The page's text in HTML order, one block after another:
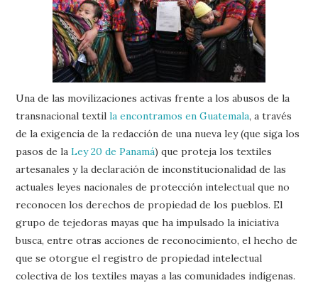
Una de las movilizaciones activas frente a los abusos de la
transnacional textil la encontramos en Guatemala, a través
de la exigencia de la redacción de una nueva ley (que siga los
pasos de laLey 20 de Panamá) que proteja los textiles
artesanales y la declaración de inconstitucionalidad de las
actuales leyes nacionales de protección intelectual que no
reconocen los derechos de propiedad de los pueblos. El
grupo de tejedoras mayas que ha impulsado la iniciativa
busca, entre otras acciones de reconocimiento, el hecho de
que se otorgue el registro de propiedad intelectual
colectiva de los textiles mayas a las comunidades indígenas.